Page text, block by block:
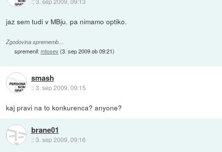
jaz sem tudi v MBju. pa nimamo optiko.
Zgodovina sprememb…
spremenil:mtosev(3. sep 2009 ob 09:21)
smash
::3. sep 2009, 09:15
kaj pravi na to konkurenca? anyone?
brane01
::3. sep 2009, 09:16